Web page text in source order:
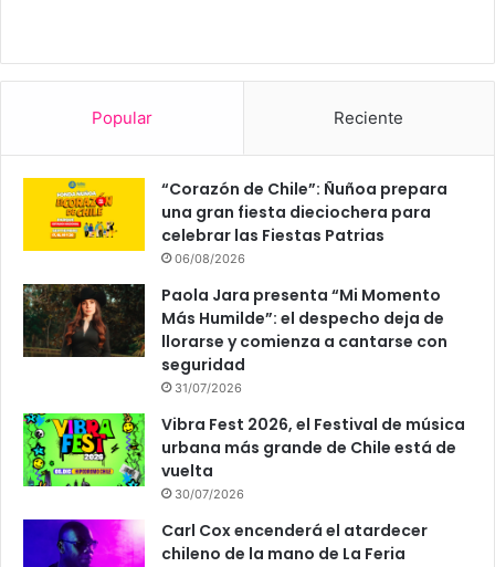
Popular Reciente
“Corazón de Chile”: Ñuñoa prepara
una gran fiesta dieciochera para
celebrar las Fiestas Patrias
06/08/2026
Paola Jara presenta “Mi Momento
Más Humilde”: el despecho deja de
llorarse y comienza a cantarse con
seguridad
31/07/2026
Vibra Fest 2026, el Festival de música
urbana más grande de Chile está de
vuelta
30/07/2026
Carl Cox encenderá el atardecer
chileno de la mano de La Feria